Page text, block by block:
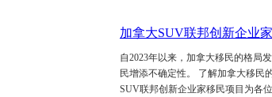
加拿大SUV联邦创新企业
自2023年以来，加拿大移民的格局
民增添不确定性。 了解加拿大移民
SUV联邦创新企业家移民项目为各